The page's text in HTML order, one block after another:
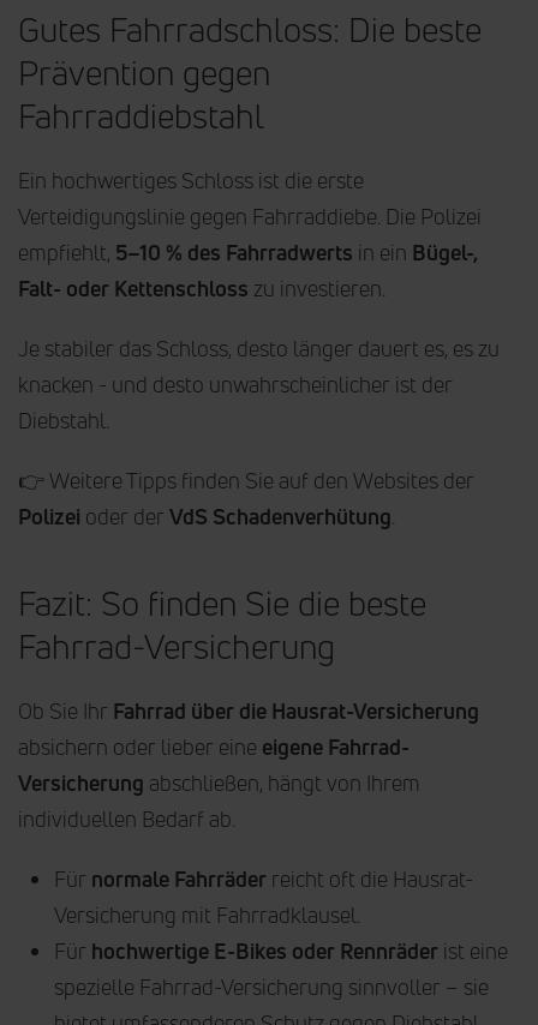
Gutes Fahrradschloss: Die beste
Prävention gegen
Fahrraddiebstahl
Ein hochwertiges Schloss ist die erste
Verteidigungslinie gegen Fahrraddiebe. Die Polizei
empfiehlt, 5–10 % des Fahrradwerts in ein Bügel-,
Falt- oder Kettenschloss zu investieren.
Je stabiler das Schloss, desto länger dauert es, es zu
knacken - und desto unwahrscheinlicher ist der
Diebstahl.
👉 Weitere Tipps finden Sie auf den Websites der
Polizei oder der VdS Schadenverhütung.
Fazit: So finden Sie die beste
Fahrrad-Versicherung
Ob Sie Ihr Fahrrad über die Hausrat-Versicherung
absichern oder lieber eine eigene Fahrrad-
Versicherung abschließen, hängt von Ihrem
individuellen Bedarf ab.
Für normale Fahrräder reicht oft die Hausrat-
Versicherung mit Fahrradklausel.
Für hochwertige E-Bikes oder Rennräder ist eine
spezielle Fahrrad-Versicherung sinnvoller – sie